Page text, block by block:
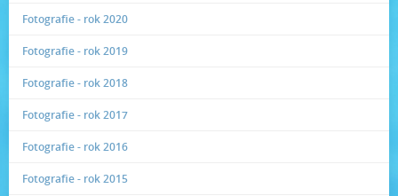
Fotografie - rok 2020
Fotografie - rok 2019
Fotografie - rok 2018
Fotografie - rok 2017
Fotografie - rok 2016
Fotografie - rok 2015